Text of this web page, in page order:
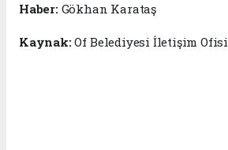
Haber: Gökhan Karataş
Kaynak:Of Belediyesi İletişim Ofisi